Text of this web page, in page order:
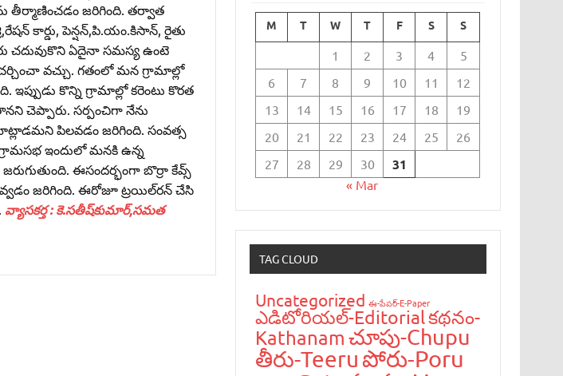
తీర్మాణించడం జరిగింది. తర్వాత
కార్డు, పెన్షన్‌,పి.యం.కిసాన్‌, రైతు
చదువుకొని ఏదైనా సమస్య ఉంటె
వచ్చు. గతంలో మన గ్రామాల్లో
ఇప్పుడు కొన్ని గ్రామాల్లో కరెంటు కొరత
చెప్పారు. సర్పంచిగా నేను
పిలవడం జరిగింది. సంవత్స
ఇందులో మనకి ఉన్న
ఈసందర్భంగా బొర్రా కేవ్స్‌
జరిగింది. ఈరోజూ ట్రయిల్‌రన్‌ చేసి
వ్యాసకర్త : కె.సతీష్‌కుమార్‌,సమత
M T W T F S S
1 2 3 4
5
6
7 8 9 10 11
12
13
14 15 16 17 18
19
20
21 22 23 24 25
26
27
28 29 30 31
« Mar
TAG CLOUD
Uncategorized ఈ-పేప‌ర్-E-Paper
ఎడిటోరియ‌ల్-Editorialక‌థ‌నం-
Kathanam చూపు-Chupu
తీరు-Teeruపోరు-Poru